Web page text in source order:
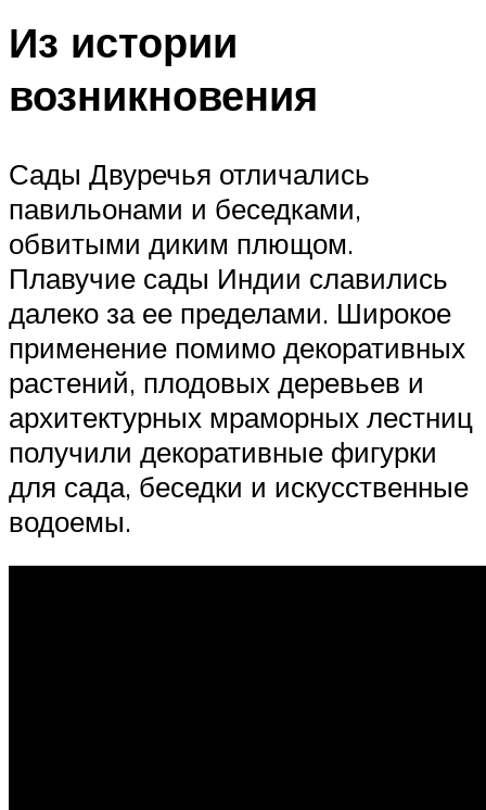
Из истории
возникновения
Сады Двуречья отличались
павильонами и беседками,
обвитыми диким плющом.
Плавучие сады Индии славились
далеко за ее пределами. Широкое
применение помимо декоративных
растений, плодовых деревьев и
архитектурных мраморных лестниц
получили декоративные фигурки
для сада, беседки и искусственные
водоемы.